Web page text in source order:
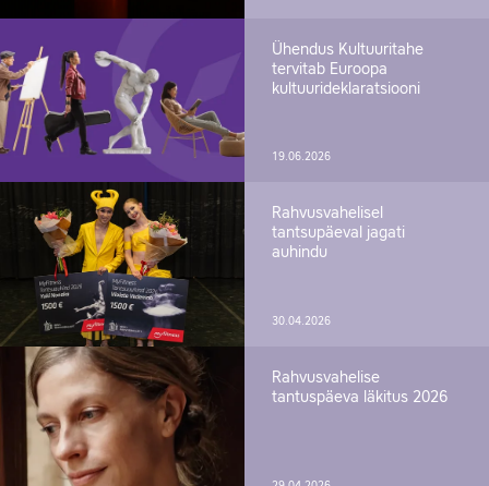
Ühendus Kultuuritahe
tervitab Euroopa
kultuurideklaratsiooni
19.06.2026
Rahvusvahelisel
tantsupäeval jagati
auhindu
30.04.2026
Rahvusvahelise
tantuspäeva läkitus 2026